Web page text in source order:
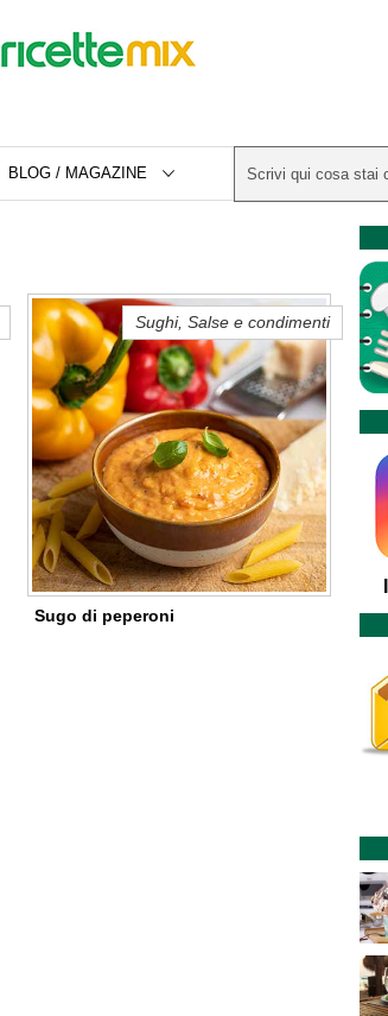
BLOG / MAGAZINE
Sugo di peperoni
Sughi, Salse e condimenti